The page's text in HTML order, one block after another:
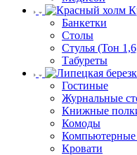
Банкетки
Столы
Стулья (Тон
Табуреты
Гостиные
Журнальные
Книжные
Комоды
Компьютерные
Кровати